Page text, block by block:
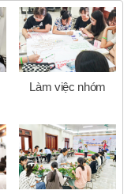
Làm việc nhóm